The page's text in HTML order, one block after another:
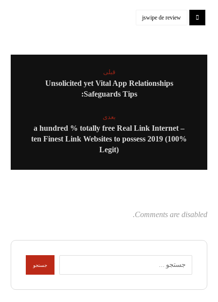
jswipe de review
قبلی
Unsolicited yet Vital App Relationships
Safeguards Tips:
بعدی
a hundred % totally free Real Link Internet –
ten Finest Link Websites to possess 2019 (100%
Legit)
Comments are disabled.